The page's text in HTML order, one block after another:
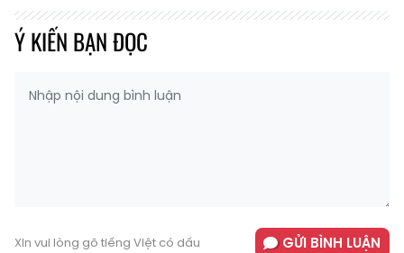
Ý KIẾN BẠN ĐỌC
Xin vui lòng gõ tiếng Việt có dấu GỬI BÌNH LUẬN